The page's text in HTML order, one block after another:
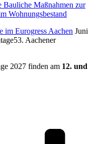
Maßnahmen zur
Wohnungsbestand
Juni
53. Aachener
2027 finden am 12. und